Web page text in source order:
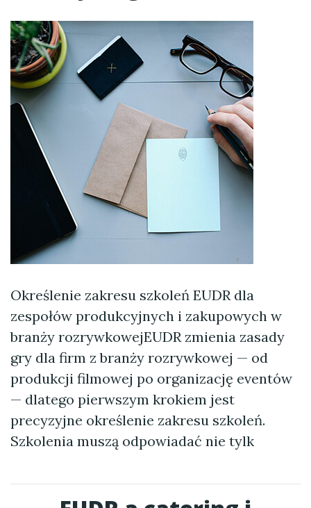
Określenie zakresu szkoleń EUDR dla
zespołów produkcyjnych i zakupowych w
branży rozrywkowejEUDR zmienia zasady
gry dla firm z branży rozrywkowej — od
produkcji filmowej po organizację eventów
— dlatego pierwszym krokiem jest
precyzyjne określenie zakresu szkoleń.
Szkolenia muszą odpowiadać nie tylk